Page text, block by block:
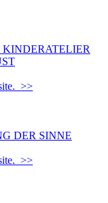
KINDERATELIER
>>
DER SINNE
>>